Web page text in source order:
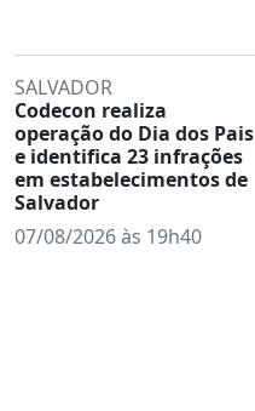
SALVADOR
Codecon realiza
operação do Dia dos Pais
e identifica 23 infrações
em estabelecimentos de
Salvador
07/08/2026 às 19h40